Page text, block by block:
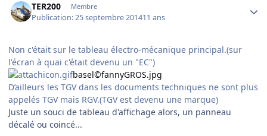
TER200 Membre
Publication:25 septembre 201411 ans
Non c'était sur le tableau électro-mécanique principal.(sur
l'écran à quai c'était devenu un "EC")
basel©fannyGROS.jpg
D’ailleurs les TGV dans les documents techniques ne sont plus
appelés TGV mais RGV.(TGV est devenu une marque)
Juste un souci de tableau d'affichage alors, un panneau
décalé ou coincé...